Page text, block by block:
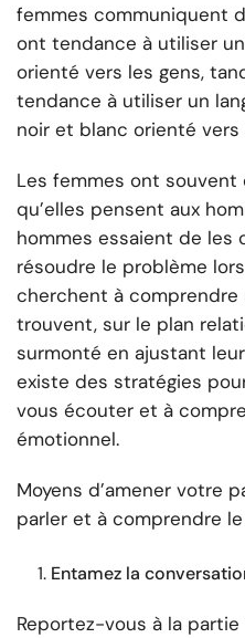
femmes communiquent
ont tendance à utiliser
orienté vers les gens,
tendance à utiliser un
noir et blanc orienté vers
Les femmes ont souvent
qu’elles pensent aux
hommes essaient de les
résoudre le problème
cherchent à
trouvent, sur le plan
surmonté en ajustant
existe des stratégies
vous écouter et à
émotionnel.
Moyens d’amener votre
parler et à comprendre
Entamez la
Reportez-vous à la